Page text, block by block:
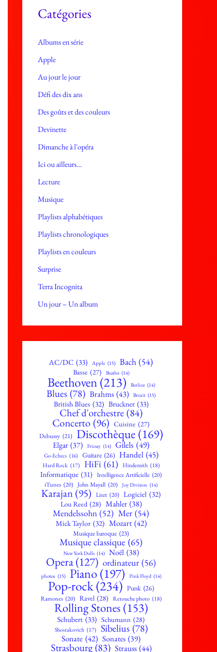
sCatégories
Albums en série
Apple
Au jour le jour
Défi des dix ans
Des goûts et des couleurs
Devinette
Dimanche à l'opéra
Ici ou ailleurs…
Lecture
Musique
Playlists alphabétiques
Playlists chronologiques
Playlists en couleurs
Surprise
Terra Incognita
Un jour – Un album
AC/DC (33) Apple (15) Bach (54)
Basse (27) Beatles (14)
Beethoven (213) Berlioz (14)
Blues (78) Brahms (43) Brexit (15)
British Blues (32) Bruckner (33)
Chef d'orchestre (84)
Concerto (96) Cuisine (27)
Debussy (21) Discothèque (169)
Elgar (37) Fricsay (14) Gilels (49)
Go-Echecs (16) Guitare (26) Handel (45)
Hard Rock (17) HiFi (61) Hindemith (18)
Informatique (31) Intelligence Artificielle (20)
iTunes (20) John Mayall (20) Joy Division (14)
Karajan(95) Liszt (20) Logiciel (32)
Lou Reed (28) Mahler (38)
Mendelssohn (52) Mer (54)
Mick Taylor (32) Mozart (42)
Musique baroque (23)
Musique classique (65)
New York Dolls (14) Noël (38)
Opera (127) ordinateur (56)
photos (15) Piano (197) Pink Floyd (14)
Pop-rock(234) Punk (26)
Ramones (20) Ravel (28) Retouche photo (18)
Rolling Stones (153)
Schubert (33) Schumann (28)
Shostakovich (17) Sibelius (78)
Sonate (42) Sonates (39)
Strasbourg (83) Strauss (44)